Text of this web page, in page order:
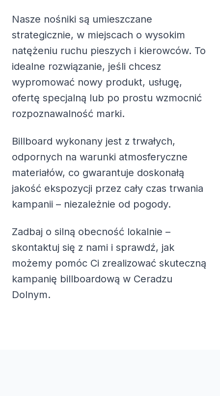
Nasze nośniki są umieszczane
strategicznie, w miejscach o wysokim
natężeniu ruchu pieszych i kierowców. To
idealne rozwiązanie, jeśli chcesz
wypromować nowy produkt, usługę,
ofertę specjalną lub po prostu wzmocnić
rozpoznawalność marki.
Billboard wykonany jest z trwałych,
odpornych na warunki atmosferyczne
materiałów, co gwarantuje doskonałą
jakość ekspozycji przez cały czas trwania
kampanii – niezależnie od pogody.
Zadbaj o silną obecność lokalnie –
skontaktuj się z nami i sprawdź, jak
możemy pomóc Ci zrealizować skuteczną
kampanię billboardową w Ceradzu
Dolnym.